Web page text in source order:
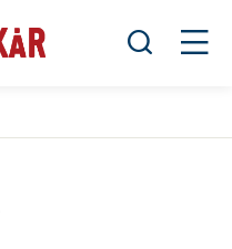
Öppna